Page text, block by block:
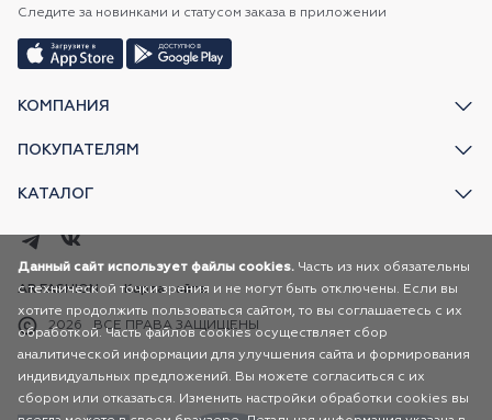
КОМПАНИЯ
ПОКУПАТЕЛЯМ
КАТАЛОГ
Следите за новинками и статусом заказа в приложении
2026 ВСЕ ПРАВА ЗАЩИЩЕНЫ
AR FASHION Карта сайта
Данный сайт использует файлы cookies. Часть из них обязательны
с технической точки зрения и не могут быть отключены. Если вы
хотите продолжить пользоваться сайтом, то вы соглашаетесь с их
обработкой. Часть файлов cookies осуществляет сбор
аналитической информации для улучшения сайта и формирования
индивидуальных предложений. Вы можете согласиться с их
сбором или отказаться. Изменить настройки обработки cookies вы